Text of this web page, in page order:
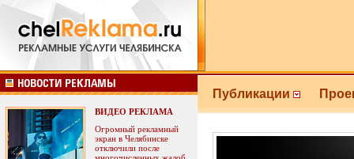
ВИДЕО РЕКЛАМА
Огромный рекламный
экран в Челябинске
отключили после
Публикации